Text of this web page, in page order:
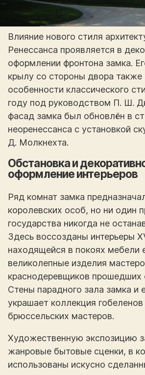
Влияние нового стиля
Ренессанса проявляется в
оформлении фронтона замка.
крылу со стороны двора также
особенности классического
году под руководством П. Ш.
фасад замка был обновлён в
неоренессанса с установкой
Д. Молкнехта.
Обстановка и
оформление интерьеров
Ряд комнат замка
королевских особ, но ни один
государства никогда не
Здесь воссозданы интерьеры
находящейся в покоях мебели
великолепные изделия
краснодеревщиков прошедших
Стены парадного зала замка и
украшает коллекция
брюссельских мастеров.
Художественную экспозицию
жанровые бытовые сценки, в
использованы искусно